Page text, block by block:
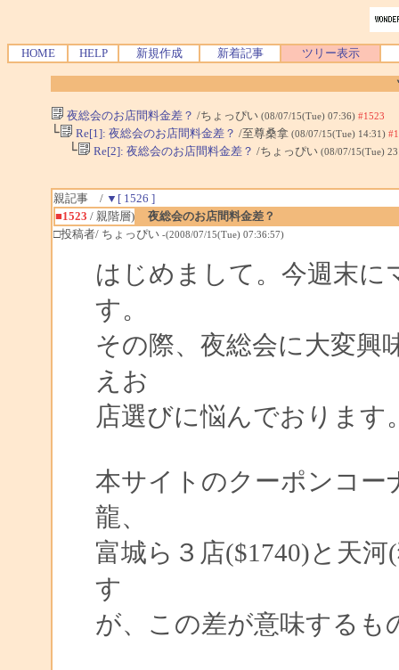
HOME HELP 新規作成 新着記事 ツリー表示
夜総会のお店間料金差？ /ちょっぴい (08/07/15(Tue) 07:36) #1523
└ Re[1]: 夜総会のお店間料金差？ /至尊桑拿 (08/07/15(Tue) 14:31)
└ Re[2]: 夜総会のお店間料金差？ /ちょっぴい (08/07/15(Tue)
親記事 / ▼[ 1526 ]
■1523 / 親階層)
夜総会のお店間料金差？
□投稿者/ ちょっぴい -(2008/07/15(Tue) 07:36:57)
はじめまして。今週末に
す。
その際、夜総会に大変興
えお
店選びに悩んでおります
本サイトのクーポンコー
龍、
富城ら３店($1740)と天
す
が、この差が意味するも